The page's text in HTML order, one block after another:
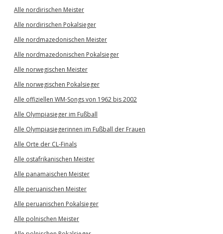
Alle nordirischen Meister
Alle nordirischen Pokalsieger
Alle nordmazedonischen Meister
Alle nordmazedonischen Pokalsieger
Alle norwegischen Meister
Alle norwegischen Pokalsieger
Alle offiziellen WM-Songs von 1962 bis 2002
Alle Olympiasieger im Fußball
Alle Olympiasiegerinnen im Fußball der Frauen
Alle Orte der CL-Finals
Alle ostafrikanischen Meister
Alle panamaischen Meister
Alle peruanischen Meister
Alle peruanischen Pokalsieger
Alle polnischen Meister